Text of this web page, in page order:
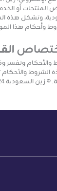
أو
وتشكل هذه
وأحكام هذا
وتفسر
الشروط
2024 جميع الحقوق محفوظة